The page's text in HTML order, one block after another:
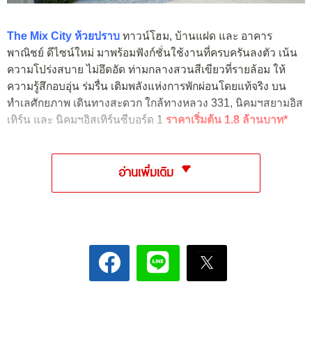
The Mix City ห้วยปราบ ทาวน์โฮม, บ้านแฝด และ อาคาร
พาณิชย์ ดีไซน์ใหม่ มาพร้อมฟังก์ชั่นใช้งานที่ครบครันลงตัว เน้น
ความโปร่งสบาย ไม่อึดอัด ท่ามกลางสวนสีเขียวที่รายล้อม ให้
ความรู้สึกอบอุ่น ร่มรื่น เติมพลังแห่งการพักผ่อนโดยแท้จริง บน
ทำเลศักยภาพ เดินทางสะดวก ใกล้ทางหลวง 331, นิคมฯสยามอิส
เทิร์น และ นิคมฯอิสเทิร์นซีบอร์ด 1 ราคาเริ่มต้น 1.8 ล้านบาท*
อ่านเพิ่มเติม